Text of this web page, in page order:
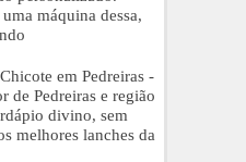
máquina dessa,
em Pedreiras -
de Pedreiras e região
divino, sem
melhores lanches da